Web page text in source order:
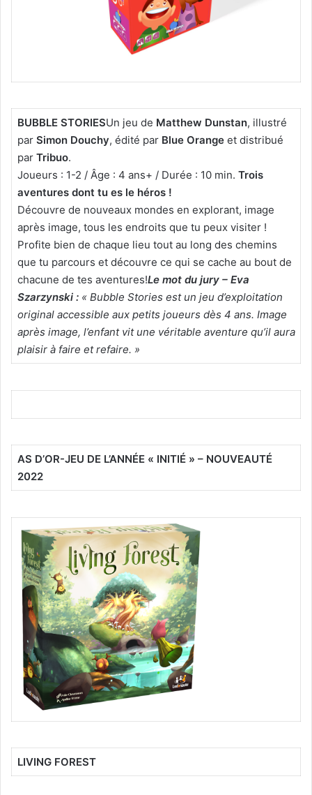
BUBBLE STORIESUn jeu de Matthew Dunstan, illustré
par Simon Douchy, édité par Blue Orangeet distribué
par Tribuo.
Joueurs : 1-2 / Âge : 4 ans+ / Durée : 10 min. Trois
aventures dont tu es le héros !
Découvre de nouveaux mondes en explorant, image
après image, tous les endroits que tu peux visiter !
Profite bien de chaque lieu tout au long des chemins
que tu parcours et découvre ce qui se cache au bout de
chacune de tes aventures!Le mot du jury – Eva
Szarzynski : « Bubble Stories est un jeu d’exploitation
original accessible aux petits joueurs dès 4 ans. Image
après image, l’enfant vit une véritable aventure qu’il aura
plaisir à faire et refaire. »
AS D’OR-JEU DE L’ANNÉE « INITIÉ » – NOUVEAUTÉ
2022
LIVING FOREST